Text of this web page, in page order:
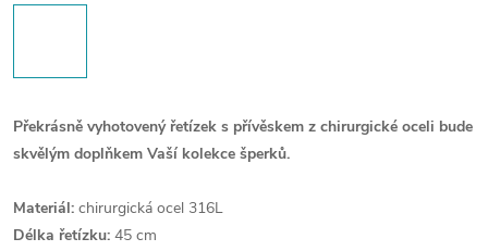
Překrásně vyhotovený řetízek s přívěskem z chirurgické oceli bude
skvělým doplňkem Vaší kolekce šperků.
Materiál: chirurgická ocel 316L
Délka řetízku: 45 cm